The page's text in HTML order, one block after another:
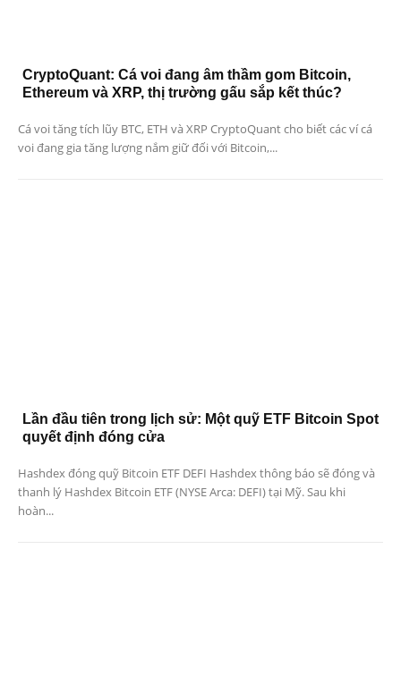
CryptoQuant: Cá voi đang âm thầm gom Bitcoin,
Ethereum và XRP, thị trường gấu sắp kết thúc?
Cá voi tăng tích lũy BTC, ETH và XRP CryptoQuant cho biết các ví cá
voi đang gia tăng lượng nắm giữ đối với Bitcoin,...
Lần đầu tiên trong lịch sử: Một quỹ ETF Bitcoin Spot
quyết định đóng cửa
Hashdex đóng quỹ Bitcoin ETF DEFI Hashdex thông báo sẽ đóng và
thanh lý Hashdex Bitcoin ETF (NYSE Arca: DEFI) tại Mỹ. Sau khi
hoàn...